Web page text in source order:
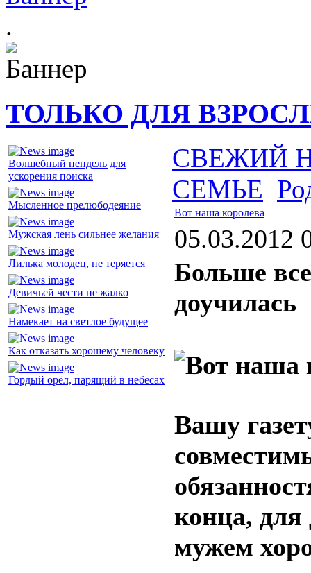
.
ТОЛЬКО ДЛЯ
Волшебный пендель для
ускорения поиска
Мысленное прелюбодеяние
Мужская лень сильнее желания
Лилька молодец, не теряется
Девичьей чести не жалко
Намекает на светлое будущее
Как отказать хорошему человеку
Гордый орёл, парящий в небесах
СВЕЖИЙ
СЕМЬЕ
Вот наша королева
05.03.2012
Больше
доучилась
Вашу
конца,
мужем